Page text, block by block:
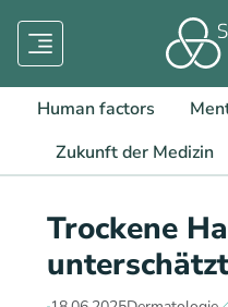
Menü
Human factors
Zukunft der Medizin
Trockene